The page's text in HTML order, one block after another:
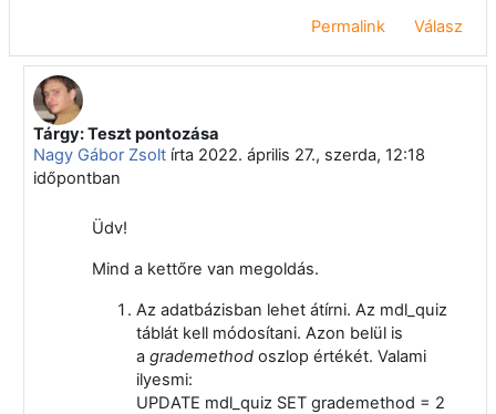
Permalink Válasz
Válasz erre: Bálint György
Tárgy: Teszt pontozása
Nagy Gábor Zsoltírta 2022. április 27., szerda, 12:18
időpontban
Üdv!
Mind a kettőre van megoldás.
Az adatbázisban lehet átírni. Az mdl_quiz
táblát kell módosítani. Azon belül is
a grademethod oszlop értékét. Valami
ilyesmi:
UPDATE mdl_quiz SET grademethod = 2